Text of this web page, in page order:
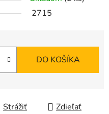
2715
DO KOŠÍKA
Strážiť Zdieľať